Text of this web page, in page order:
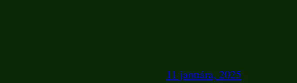
11 januára, 2025